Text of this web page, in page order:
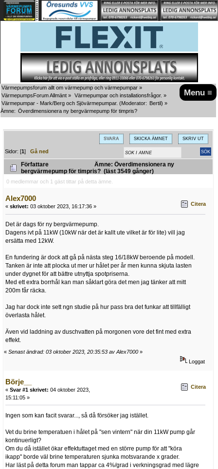
Menu ≡
Värmepumpsforum allt om värmepump och värmepumpar »
VärmepumpsForum Allmänt » Värmepumpar och installationsfrågor. »
Värmepumpar - Mark/Berg och Sjövärmepumpar. (Moderator: Bertil) »
Ämne: Överdimensionera ny bergvärmepump för timpris?
SVARA SKICKA ÄMNET SKRIV UT
Sidor: [1]Gå ned
Författare
Ämne: Överdimensionera ny
bergvärmepump för timpris? (läst 3549 gånger)
0 medlemmar och 1 gäst tittar på detta ämne.
Alex7000
« skrivet: 03 oktober 2023, 16:17:36 » Citera
Det är dags för ny bergvärmepump.
Dagens ivt på 11kW (10kW när det är kallt ute vilket är för lite) vill jag
ersätta med 12kW.
En fundering är dock att gå på nästa steg 16/18kW beroende på modell.
Tanken är inte att plocka ut mer ur hålet per år men kunna skjuta lasten
under dygnet för att bättre utnyttja spotpriserna.
Med ett extra borrhål kan man såklart göra det men jag tänker att mitt
200m får räcka.
Jag har dock inte sett ngn studie på hur pass bra det funkar att tillfälligt
överlasta hålet.
Även vid laddning av duschvatten på morgonen vore det fint med extra
effekt.
« Senast ändrad: 03 oktober 2023, 20:35:53 av Alex7000 »
Loggat
Börje__
« Svar #1 skrivet: 04 oktober 2023,
15:11:05 »
Citera
Ingen som kan facit svarar..., så då försöker jag istället.
Vet du brine temperatuen i hålet på "sen vintern" när din 11kW pump går
kontinuerligt?
Om du då istället ökar effektuttaget med en större pump för att "köra
ikapp" borde väl brine temperaturen sjunka motsvarande x grader.
Har läst på detta forum man tappar ca 4%/grad i verkningsgrad med lägre